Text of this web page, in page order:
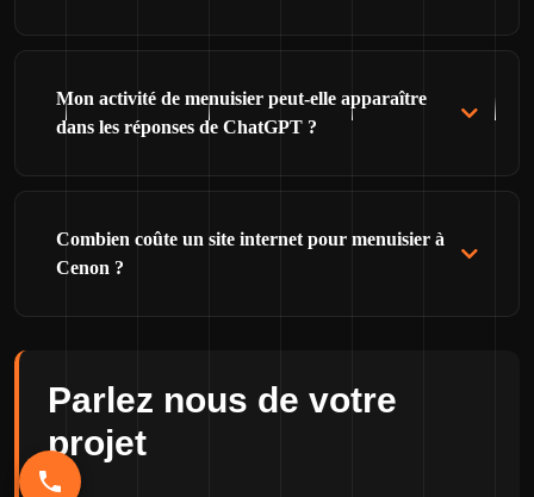
Mon activité de menuisier peut-elle apparaître
dans les réponses de ChatGPT ?
Combien coûte un site internet pour menuisier à
Cenon ?
Parlez nous de votre
projet